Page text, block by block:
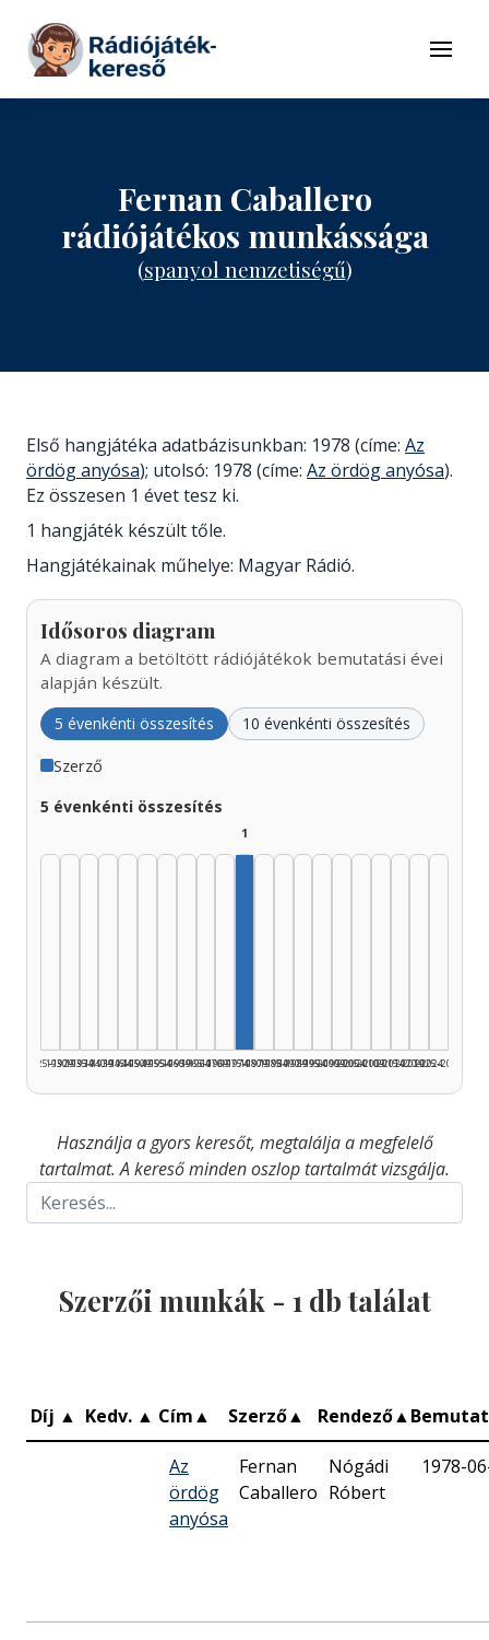
Tovább a tartalomhoz
Menü
Fernan Caballero
rádiójátékos munkássága
(spanyol nemzetiségű)
Első hangjátéka adatbázisunkban: 1978 (címe: Az
ördög anyósa); utolsó: 1978 (címe: Az ördög anyósa).
Ez összesen 1 évet tesz ki.
1 hangjáték készült tőle.
Hangjátékainak műhelye: Magyar Rádió.
Idősoros diagram
A diagram a betöltött rádiójátékok bemutatási évei
alapján készült.
5 évenkénti összesítés 10 évenkénti összesítés
Szerző
5 évenkénti összesítés
1925–1929
1930–1934
1935–1939
1940–1944
1945–1949
1950–1954
1955–1959
1960–1964
1965–1969
1970–1974
1
1975–1979
1980–1984
1985–1989
1990–1994
1995–1999
2000–2004
2005–2009
2010–2014
2015–2019
2020–2024
2025–2026
Használja a gyors keresőt, megtalálja a megfelelő
tartalmat. A kereső minden oszlop tartalmát vizsgálja.
Szerzői munkák - 1 db találat
Díj ▲ Kedv. ▲ Cím▲ Szerző▲ Rendező▲
Az
ördög
anyósa
Fernan
Caballero
Nógádi
Róbert
1978-